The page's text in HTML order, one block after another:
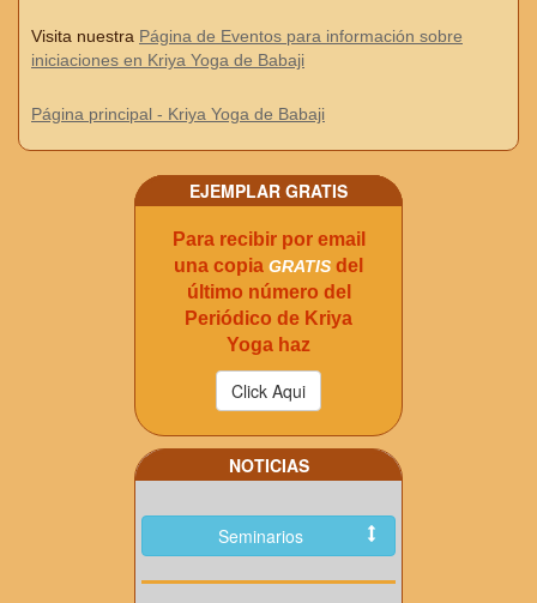
Visita nuestra Página de Eventos para información sobre
iniciaciones en Kriya Yoga de Babaji
Página principal - Kriya Yoga de Babaji
EJEMPLAR GRATIS
Para recibir por email
una copia GRATIS del
último número del
Periódico de Kriya
Yoga haz
NOTICIAS
Seminarios